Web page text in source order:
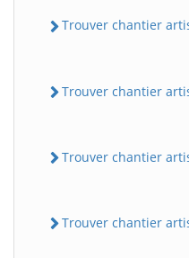
Trouver chantier
Trouver chantier
Trouver chantier
Trouver chantier